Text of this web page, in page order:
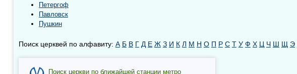
Петергоф
Павловск
Пушкин
Поиск церквей по алфавиту: А Б В Г Д Е Ж З И К Л М Н О П Р С Т У Ф Х Ц Ч Ш Щ Э
Поиск церкви по ближайшей станции метро